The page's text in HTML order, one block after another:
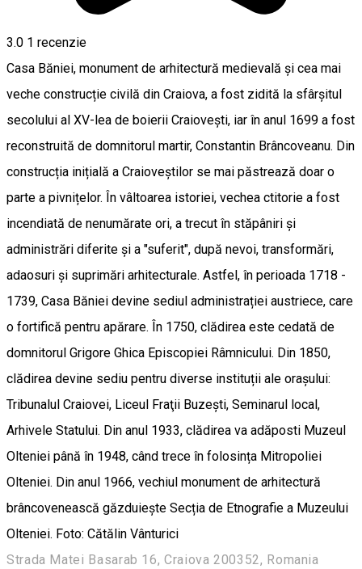
3.0 1 recenzie
Casa Băniei, monument de arhitectură medievală și cea mai
veche construcție civilă din Craiova, a fost zidită la sfârșitul
secolului al XV-lea de boierii Craiovești, iar în anul 1699 a fost
reconstruită de domnitorul martir, Constantin Brâncoveanu. Din
construcția inițială a Craioveștilor se mai păstrează doar o
parte a pivnițelor. În vâltoarea istoriei, vechea ctitorie a fost
incendiată de nenumărate ori, a trecut în stăpâniri și
administrări diferite și a "suferit", după nevoi, transformări,
adaosuri și suprimări arhitecturale. Astfel, în perioada 1718 -
1739, Casa Băniei devine sediul administrației austriece, care
o fortifică pentru apărare. În 1750, clădirea este cedată de
domnitorul Grigore Ghica Episcopiei Râmnicului. Din 1850,
clădirea devine sediu pentru diverse instituții ale orașului:
Tribunalul Craiovei, Liceul Fraţii Buzești, Seminarul local,
Arhivele Statului. Din anul 1933, clădirea va adăposti Muzeul
Olteniei până în 1948, când trece în folosința Mitropoliei
Olteniei. Din anul 1966, vechiul monument de arhitectură
brâncovenească găzduiește Secția de Etnografie a Muzeului
Olteniei. Foto: Cătălin Vânturici
Strada Matei Basarab 16, Craiova 200352, Romania